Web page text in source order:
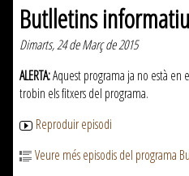
Butlletins
Dimarts, 24 de Març de 2015
ALERTA:Aquest programa ja no està en
trobin els fitxers del programa.
Reproduir episodi
Veure més episodis del programa